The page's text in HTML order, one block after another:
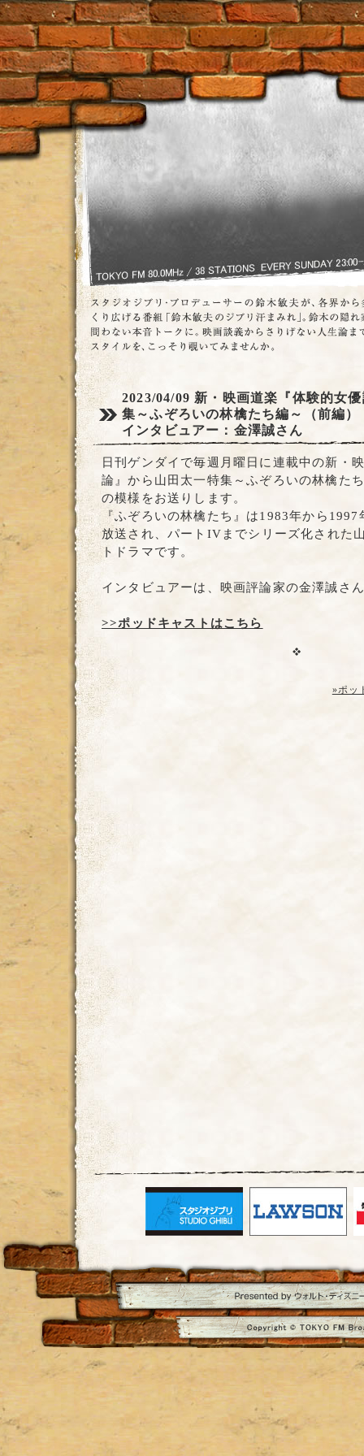
2023/04/09新・映画道楽『体験的女
集～ふぞろいの林檎たち編～（前編）
インタビュアー：金澤誠さん
日刊ゲンダイで毎週月曜日に連載中の新・
論』から山田太一特集～ふぞろいの林檎た
の模様をお送りします。
『ふぞろいの林檎たち』は1983年から
放送され、パートIVまでシリーズ化された
トドラマです。
インタビュアーは、映画評論家の金澤誠さ
>>ポッドキャストはこちら
»ポッ